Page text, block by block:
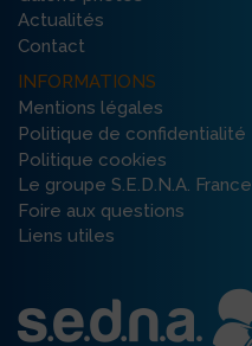
Actualités
Contact
INFORMATIONS
Mentions légales
Politique de confidentialité
Politique cookies
Le groupe S.E.D.N.A. France
Foire aux questions
Liens utiles